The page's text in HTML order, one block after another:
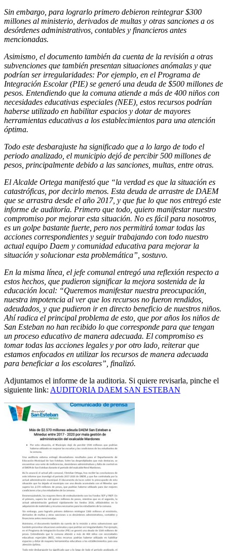
Sin embargo, para lograrlo primero debieron reintegrar $300
millones al ministerio, derivados de multas y otras sanciones a os
desórdenes administrativos, contables y financieros antes
mencionadas.
Asimismo, el documento también da cuenta de la revisión a otras
subvenciones que también presentan situaciones anómalas y que
podrían ser irregularidades: Por ejemplo, en el Programa de
Integración Escolar (PIE) se generó una deuda de $500 millones de
pesos. Entendiendo que la comuna atiende a más de 400 niños con
necesidades educativas especiales (NEE), estos recursos podrían
haberse utilizado en habilitar espacios y dotar de mayores
herramientas educativas a los establecimientos para una atención
óptima.
Todo este desbarajuste ha significado que a lo largo de todo el
periodo analizado, el municipio dejó de percibir 500 millones de
pesos, principalmente debido a las sanciones, multas, entre otras.
El Alcalde Ortega manifestó que “la verdad es que la situación es
catastróficas, por decirlo menos. Esta deuda de arrastre de DAEM
que se arrastra desde el año 2017, y que fue lo que nos entregó este
informe de auditoría. Primero que todo, quiero manifestar nuestro
compromiso por mejorar esta situación. No es fácil para nosotros,
es un golpe bastante fuerte, pero nos permitirá tomar todas las
acciones correspondientes y seguir trabajando con todo nuestro
actual equipo Daem y comunidad educativa para mejorar la
situación y solucionar esta problemática”, sostuvo.
En la misma línea, el jefe comunal entregó una reflexión respecto a
estos hechos, que pudieron significar la mejora sostenida de la
educación local: “Queremos manifestar nuestra preocupación,
nuestra impotencia al ver que los recursos no fueron rendidos,
adeudados, y que pudieron ir en directo beneficio de nuestros niños.
Ahí radica el principal problema de esto, que por años los niños de
San Esteban no han recibido lo que corresponde para que tengan
un proceso educativo de manera adecuada. El compromiso es
tomar todas las acciones legales y por otro lado, reiterar que
estamos enfocados en utilizar los recursos de manera adecuada
para beneficiar a los escolares”, finalizó.
Adjuntamos el informe de la auditoria. Si quiere revisarla, pinche el
siguiente link: AUDITORIA DAEM SAN ESTEBAN